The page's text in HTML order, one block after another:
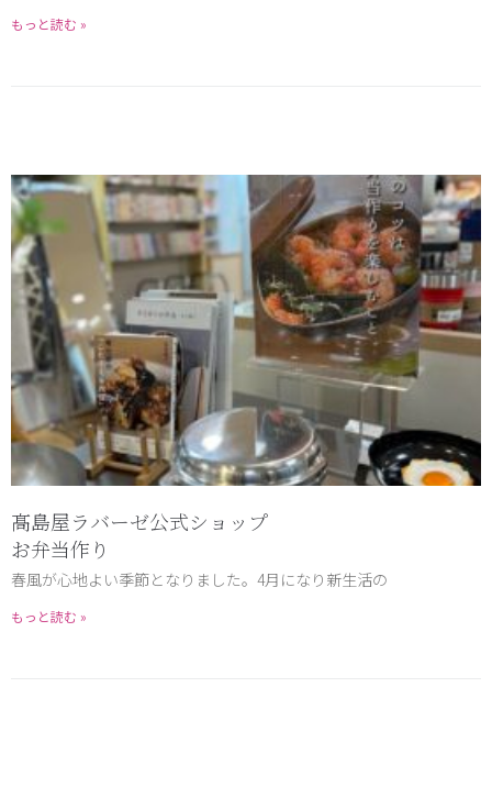
もっと読む »
髙島屋ラバーゼ公式ショップ
お弁当作り
春風が心地よい季節となりました。4月になり新生活の
もっと読む »